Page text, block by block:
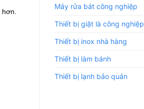
Máy rửa bát công nghiệp
Thiết bị giặt là công nghiệp
Thiết bị inox nhà hàng
Thiết bị làm bánh
Thiết bị lạnh bảo quản